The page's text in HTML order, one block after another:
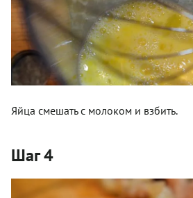
Яйца смешать с молоком и взбить.
Шаг 4